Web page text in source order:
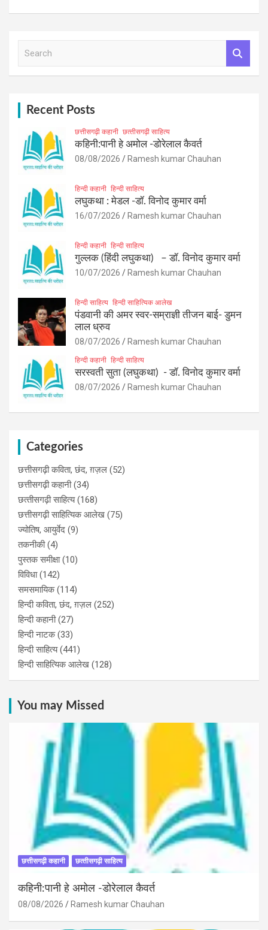
Recent Posts
छत्तीसगढ़ी कहानी छत्‍तीसगढ़ी साहित्‍य
कहिनी:पानी हे अमोल -डोरेलाल कैवर्त
08/08/2026 Ramesh kumar Chauhan
हिन्दी कहानी हिन्दी साहित्य
लघुकथा : मेडल -डॉ. विनोद कुमार वर्मा
16/07/2026 Ramesh kumar Chauhan
हिन्दी कहानी हिन्दी साहित्य
गुल्लक (हिंदी लघुकथा) – डॉ. विनोद कुमार वर्मा
10/07/2026 Ramesh kumar Chauhan
हिन्दी साहित्य हिन्दी साहित्यिक आलेख
पंडवानी की अमर स्वर-सम्राज्ञी तीजन बाई- डुमन
लाल ध्रुव
08/07/2026 Ramesh kumar Chauhan
हिन्दी कहानी हिन्दी साहित्य
सरस्वती सुता (लघुकथा) ​- डॉ. विनोद कुमार वर्मा
08/07/2026 Ramesh kumar Chauhan
Categories
छत्तीसगढ़ी कविता, छंद, ग़ज़ल (52)
छत्तीसगढ़ी कहानी(34)
छत्‍तीसगढ़ी साहित्‍य(168)
छत्तीसगढ़ी साहित्यिक आलेख (75)
ज्योतिष, आयुर्वेद (9)
तकनीकी(4)
पुस्‍तक समीक्षा(10)
विविधा(142)
समसमायिक(114)
हिन्दी कविता, छंद, ग़ज़ल (252)
हिन्दी कहानी(27)
हिन्‍दी नाटक(33)
हिन्दी साहित्य(441)
हिन्दी साहित्यिक आलेख (128)
You may Missed
छत्तीसगढ़ी कहानी छत्‍तीसगढ़ी साहित्‍य
कहिनी:पानी हे अमोल -डोरेलाल कैवर्त
08/08/2026 Ramesh kumar Chauhan